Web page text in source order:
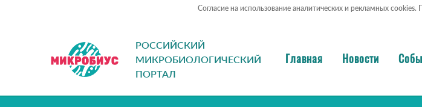
Согласие на использование аналитических и рекламных cookies.
РОССИЙСКИЙ
МИКРОБИОЛОГИЧЕСКИЙ
ПОРТАЛ
Главная Новости